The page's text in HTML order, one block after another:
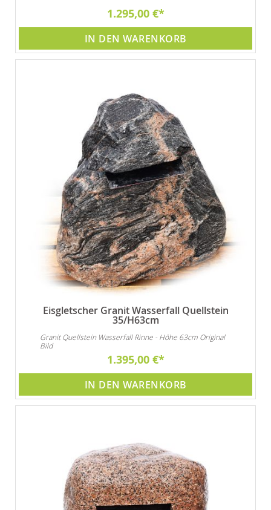
1.295,00 €
IN DEN WARENKORB
Eisgletscher Granit Wasserfall Quellstein
35/H63cm
Granit Quellstein Wasserfall Rinne - Höhe 63cm Original
Bild
1.395,00 €
IN DEN WARENKORB